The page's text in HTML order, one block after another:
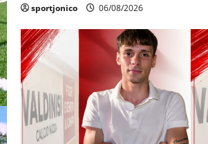
sportjonico 06/08/2026